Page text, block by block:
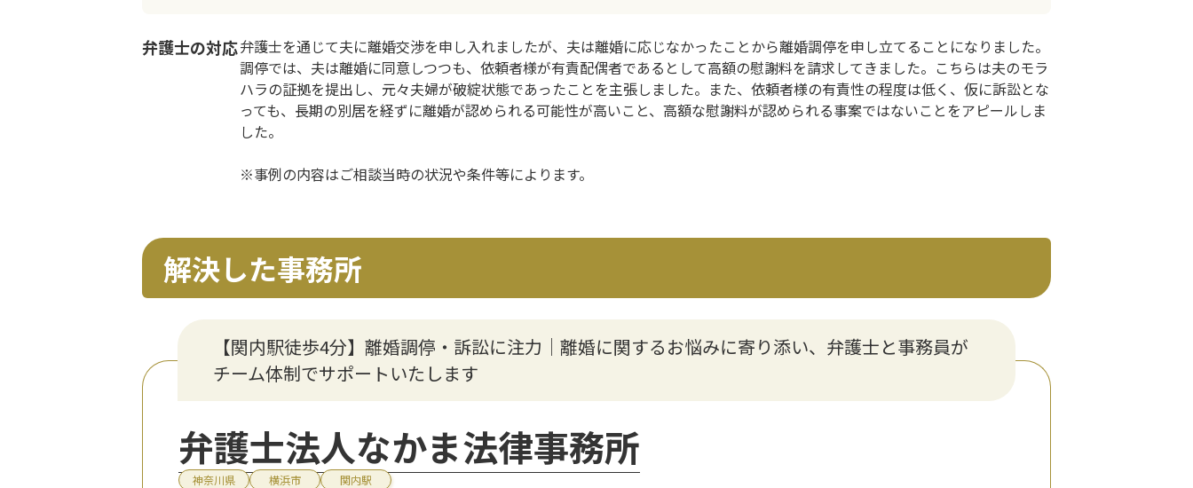
弁護士の対応弁護士を通じて夫に離婚交渉を申し入れましたが、夫は離婚に応じなかったことから離婚調停を申し立てることになりました。
調停では、夫は離婚に同意しつつも、依頼者様が有責配偶者であるとして高額の慰謝料を請求してきました。こちらは夫のモラ
ハラの証拠を提出し、元々夫婦が破綻状態であったことを主張しました。また、依頼者様の有責性の程度は低く、仮に訴訟とな
っても、長期の別居を経ずに離婚が認められる可能性が高いこと、高額な慰謝料が認められる事案ではないことをアピールしま
した。
※事例の内容はご相談当時の状況や条件等によります。
解決した事務所
【関内駅徒歩4分】離婚調停・訴訟に注力│離婚に関するお悩みに寄り添い、弁護士と事務員が
チーム体制でサポートいたします
弁護士法人なかま法律事務所
神奈川県 横浜市 関内駅